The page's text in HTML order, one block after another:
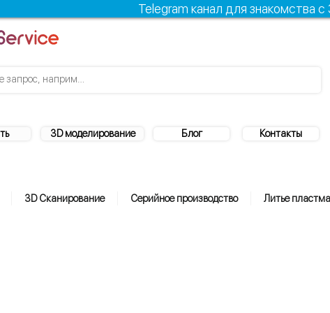
Telegram канал для знакомства
3D моделирование Блог Контакты
3D Сканирование Серийное производство Литье